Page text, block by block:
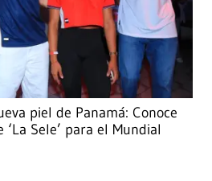
piel de Panamá: Conoce
Sele’ para el Mundial